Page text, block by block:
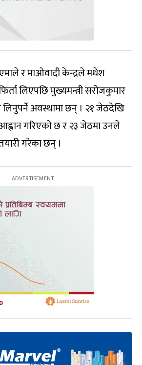
र माओवादी केन्द्रले मधेश
लिएपछि मुख्यमन्त्री सरोजकुमार
लिनुपर्ने अवस्थामा छन् । २१ जेठदेखि
गरिएको छ र २३ जेठमा उनले
गरेका छन् ।